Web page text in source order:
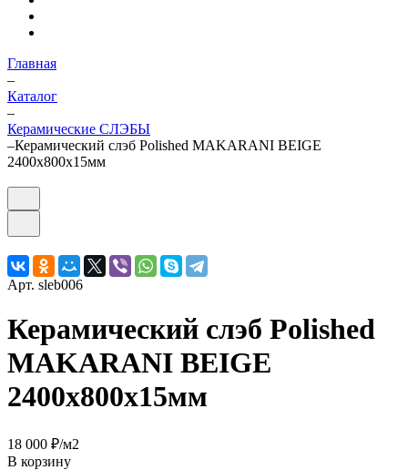
Главная
–
Каталог
–
Керамические СЛЭБЫ
–Керамический слэб Polished MAKARANI BEIGE
2400x800x15мм
Арт. sleb006
Керамический слэб Polished
MAKARANI BEIGE
2400x800x15мм
18 000 ₽/м2
В корзину